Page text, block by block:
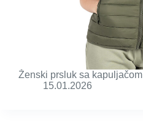
Ženski prsluk sa kapuljačom
15.01.2026